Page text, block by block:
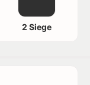
2 Siege